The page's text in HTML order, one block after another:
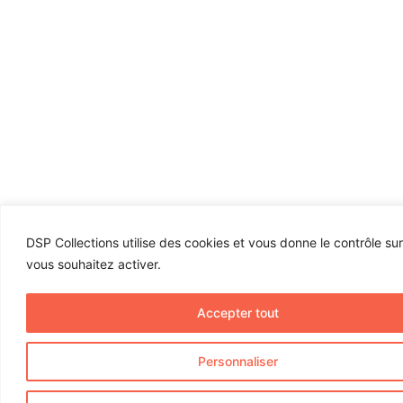
DSP Collections utilise des cookies et vous donne le contrôle
vous souhaitez activer.
Personnaliser
Accepter tout